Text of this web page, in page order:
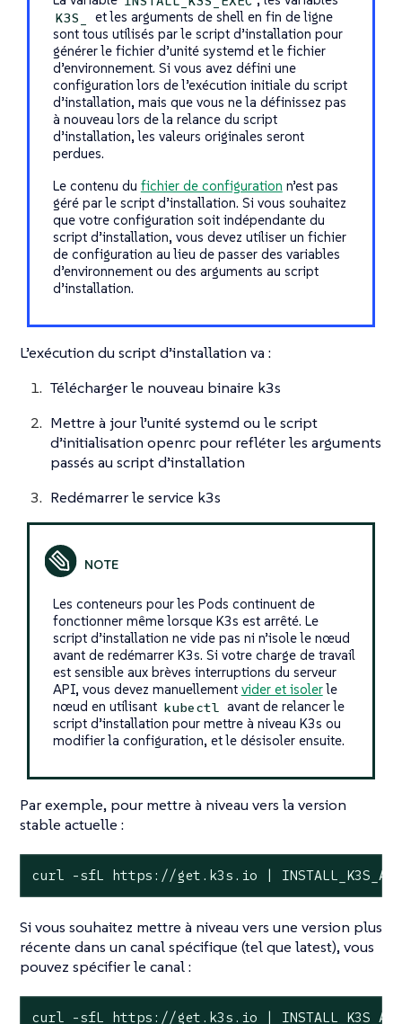
K3S_
et les arguments de shell en fin de ligne
sont tous utilisés par le script d’installation pour
générer le fichier d’unité systemd et le fichier
d’environnement. Si vous avez défini une
configuration lors de l’exécution initiale du script
d’installation, mais que vous ne la définissez pas
à nouveau lors de la relance du script
d’installation, les valeurs originales seront
perdues.
Le contenu du fichier de configuration n’est pas
géré par le script d’installation. Si vous souhaitez
que votre configuration soit indépendante du
script d’installation, vous devez utiliser un fichier
de configuration au lieu de passer des variables
d’environnement ou des arguments au script
d’installation.
L’exécution du script d’installation va :
Télécharger le nouveau binaire k3s
Mettre à jour l’unité systemd ou le script
d’initialisation openrc pour refléter les arguments
passés au script d’installation
Redémarrer le service k3s
Les conteneurs pour les Pods continuent de
fonctionner même lorsque K3s est arrêté. Le
script d’installation ne vide pas ni n’isole le nœud
avant de redémarrer K3s. Si votre charge de travail
est sensible aux brèves interruptions du serveur
API, vous devez manuellement vider et isolerle
nœud en utilisant kubectl
avant de relancer le
script d’installation pour mettre à niveau K3s ou
modifier la configuration, et le désisoler ensuite.
Par exemple, pour mettre à niveau vers la version
stable actuelle :
curl -sfL https://get.k3s.io |
Si vous souhaitez mettre à niveau vers une version plus
récente dans un canal spécifique (tel que latest), vous
pouvez spécifier le canal :
curl -sfL https://get.k3s.io |